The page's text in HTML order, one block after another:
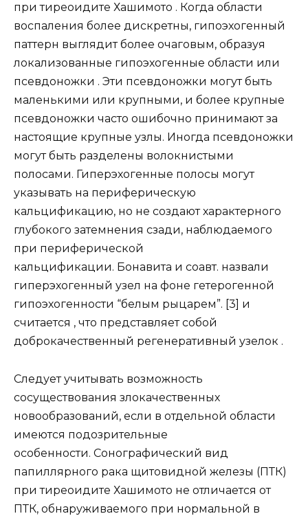
при тиреоидите Хашимото . Когда области
воспаления более дискретны, гипоэхогенный
паттерн выглядит более очаговым, образуя
локализованные гипоэхогенные области или
псевдоножки . Эти псевдоножки могут быть
маленькими или крупными, и более крупные
псевдоножки часто ошибочно принимают за
настоящие крупные узлы. Иногда псевдоножки
могут быть разделены волокнистыми
полосами. Гиперэхогенные полосы могут
указывать на периферическую
кальцификацию, но не создают характерного
глубокого затемнения сзади, наблюдаемого
при периферической
кальцификации. Бонавита и соавт. назвали
гиперэхогенный узел на фоне гетерогенной
гипоэхогенности “белым рыцарем”. [3] и
считается , что представляет собой
доброкачественный регенеративный узелок .
Следует учитывать возможность
сосуществования злокачественных
новообразований, если в отдельной области
имеются подозрительные
особенности. Сонографический вид
папиллярного рака щитовидной железы (ПТК)
при тиреоидите Хашимото не отличается от
ПТК, обнаруживаемого при нормальной в